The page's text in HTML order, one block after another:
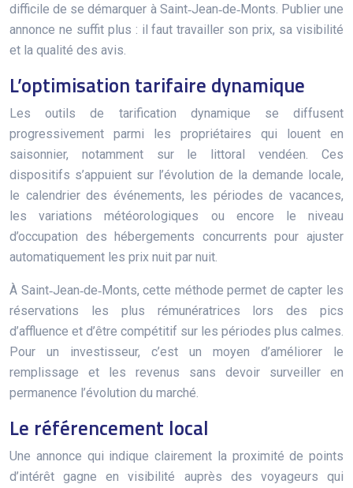
difficile de se démarquer à Saint‑Jean‑de‑Monts. Publier une
annonce ne suffit plus : il faut travailler son prix, sa visibilité
et la qualité des avis.
L’optimisation tarifaire dynamique
Les outils de tarification dynamique se diffusent
progressivement parmi les propriétaires qui louent en
saisonnier, notamment sur le littoral vendéen. Ces
dispositifs s’appuient sur l’évolution de la demande locale,
le calendrier des événements, les périodes de vacances,
les variations météorologiques ou encore le niveau
d’occupation des hébergements concurrents pour ajuster
automatiquement les prix nuit par nuit.
À Saint‑Jean‑de‑Monts, cette méthode permet de capter les
réservations les plus rémunératrices lors des pics
d’affluence et d’être compétitif sur les périodes plus calmes.
Pour un investisseur, c’est un moyen d’améliorer le
remplissage et les revenus sans devoir surveiller en
permanence l’évolution du marché.
Le référencement local
Une annonce qui indique clairement la proximité de points
d’intérêt gagne en visibilité auprès des voyageurs qui